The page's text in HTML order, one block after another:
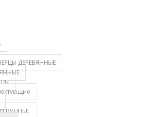
ДЕРЕВЯННЫЕ